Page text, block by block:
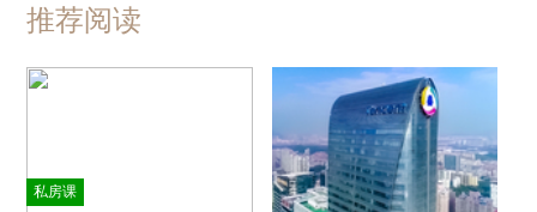
推荐阅读
私房课